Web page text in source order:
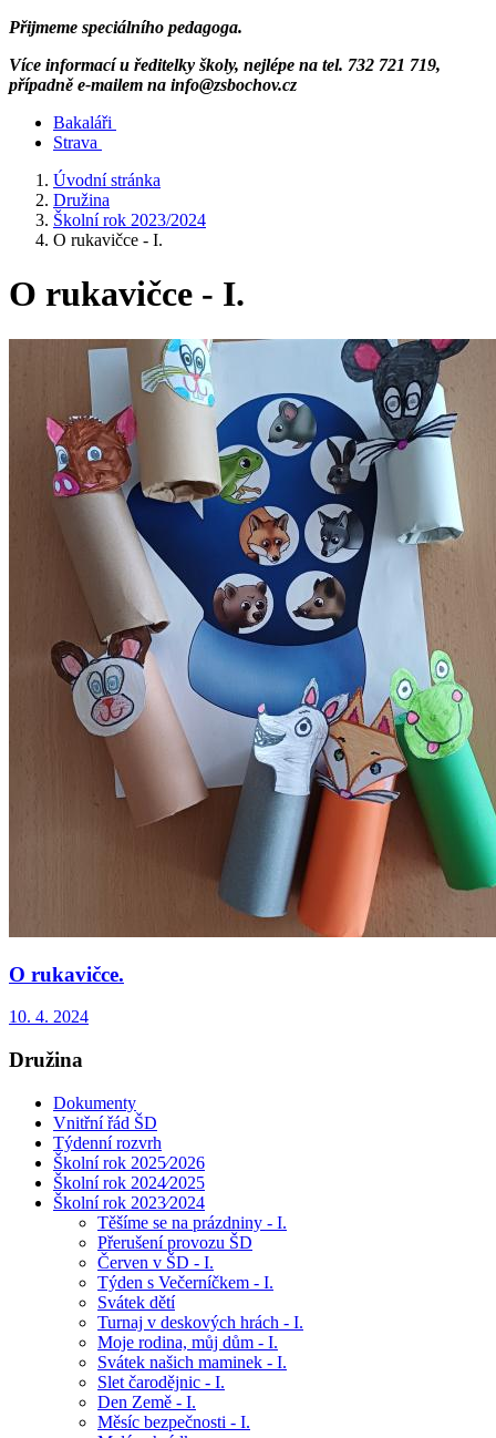
Přijmeme speciálního pedagoga.
Více informací u ředitelky školy, nejlépe na tel. 732 721 719,
případně e-mailem na info@zsbochov.cz
Bakaláři
Strava
Úvodní stránka
Družina
Školní rok 2023/2024
O rukavičce - I.
O rukavičce - I.
O rukavičce.
10. 4. 2024
Družina
Dokumenty
Vnitřní řád ŠD
Týdenní rozvrh
Školní rok 2025⁄2026
Školní rok 2024⁄2025
Školní rok 2023⁄2024
Těšíme se na prázdniny - I.
Přerušení provozu ŠD
Červen v ŠD - I.
Týden s Večerníčkem - I.
Svátek dětí
Turnaj v deskových hrách - I.
Moje rodina, můj dům - I.
Svátek našich maminek - I.
Slet čarodějnic - I.
Den Země - I.
Měsíc bezpečnosti - I.